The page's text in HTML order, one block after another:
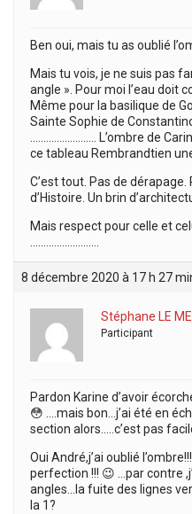
Ben oui, mais tu as oublié
Mais tu vois, je ne suis pas
angle ». Pour moi l’eau doit
Même pour la basilique de
Sainte Sophie de
……………………. L’ombre de
ce tableau Rembrandtien
C’est tout. Pas de
d’Histoire. Un brin
Mais respect pour celle et
8 décembre 2020 à 17 h 27
Stéphane LE
Participant
Pardon Karine d’avoir
😳 ….mais bon…j’ai été en
section alors…..c’est pas
Oui André,j’ai oublié
perfection !!! 😉 …par contre
angles…la fuite des lignes
la 1?